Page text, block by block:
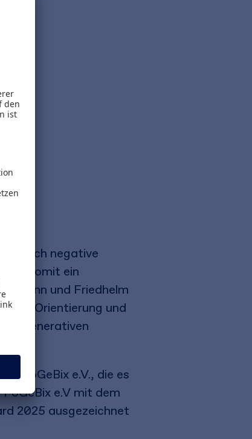
auch negative
ist somit ein
und Friedhelm
Orientierung und
regenerativen
PoGeBix e.V., die es
e.V mit dem
2025 ausgezeichnet